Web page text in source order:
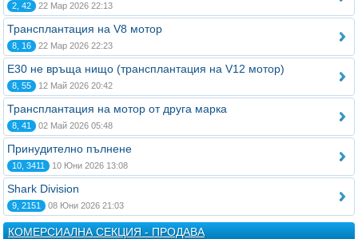
2, 42 22 Мар 2026 22:13
Трансплантация на V8 мотор
8, 16 22 Мар 2026 22:23
Е30 не връща нищо (трансплантация на V12 мотор)
8, 55 12 Май 2026 20:42
Трансплантация на мотор от друга марка
8, 41 02 Май 2026 05:48
Принудително пълнене
10, 3411 10 Юни 2026 13:08
Shark Division
9, 2151 08 Юни 2026 21:03
КОМЕРСИАЛНА СЕКЦИЯ - ПРОДАВА